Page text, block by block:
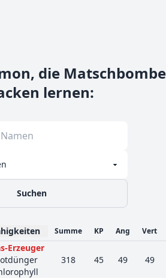
die Matschbombe
lernen:
Suchen
Summe KP Ang Vert
Erzeuger
318 45 49 49